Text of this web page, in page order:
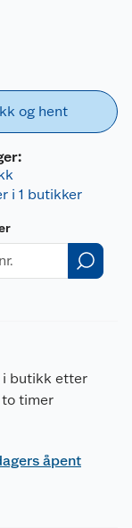
og hent
i 1 butikker
i butikk etter
timer
åpent